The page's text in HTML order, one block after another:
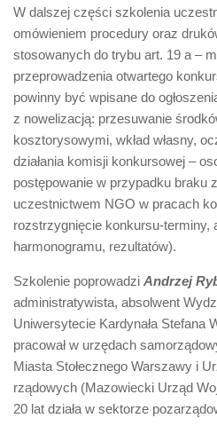
W dalszej części szkolenia
omówieniem procedury oraz
stosowanych do trybu art. 19 a –
przeprowadzenia otwartego
powinny być wpisane do
z nowelizacją: przesuwanie
kosztorysowymi, wkład własny,
działania komisji konkursowej –
postępowanie w przypadku braku
uczestnictwem NGO w pracach
rozstrzygnięcie konkursu-terminy,
harmonogramu, rezultatów).
Szkolenie poprowadzi Andrzej
administratywista, absolwent
Uniwersytecie Kardynała Stefana
pracował w urzędach
Miasta Stołecznego Warszawy i
rządowych (Mazowiecki Urząd
20 lat działa w sektorze